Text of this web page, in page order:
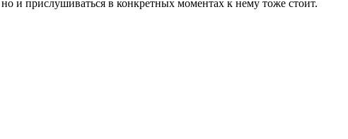
и прислушиваться в конкретных моментах к нему тоже стоит.